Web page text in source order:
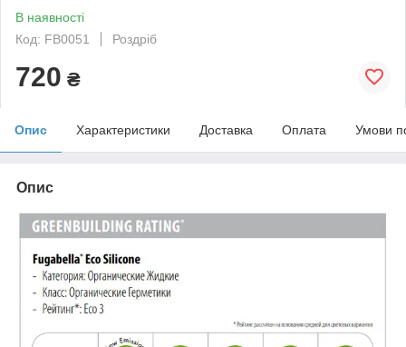
В наявності
Код: FB0051
Роздріб
720 ₴
Опис Характеристики Доставка Оплата Умови
Опис